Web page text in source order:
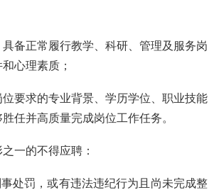
具备正常履行教学、科研、管理及服务岗
心理素质；
位要求的专业背景、学历学位、职业技能
任并高质量完成岗位工作任务。
一的不得应聘：
处罚，或有违法违纪行为且尚未完成整